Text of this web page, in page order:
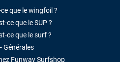
ce que le wingfoil ?
ce que le SUP ?
ce que le surf ?
Générales
Funway Surfshop